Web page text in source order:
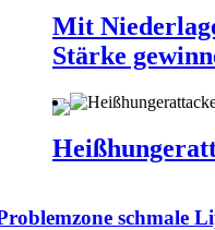
Mit
Stärke
schmale